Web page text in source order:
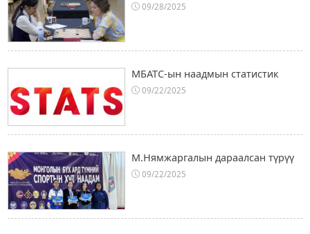
09/28/2025
МБАТС-ын наадмын статистик
09/22/2025
М.Нямжаргалын дараалсан түрүү
09/22/2025